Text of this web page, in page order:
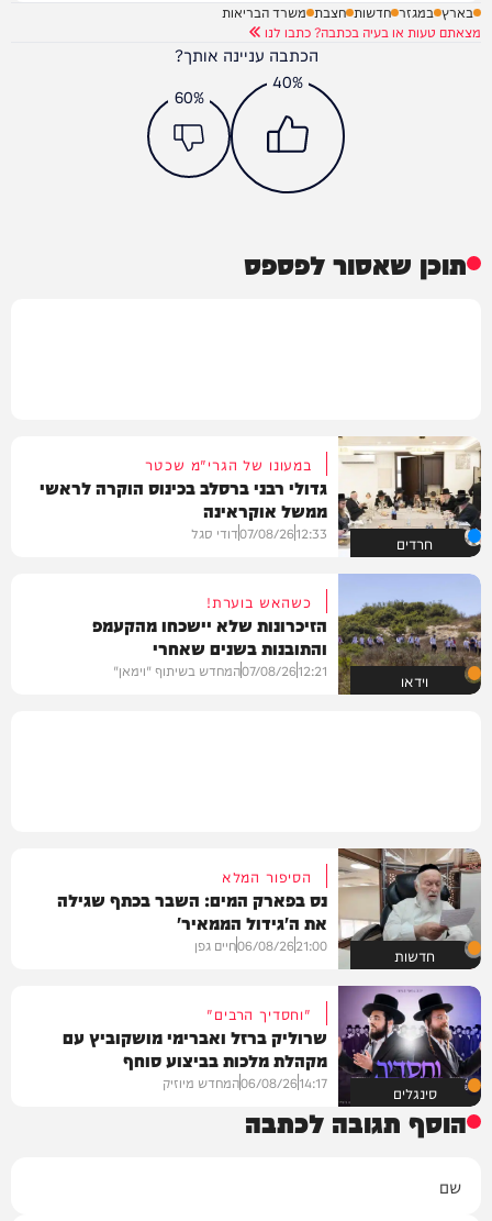
בארץ במגזר חדשות חצבת משרד הבריאות
מצאתם טעות או בעיה בכתבה? כתבו לנו
הכתבה עניינה אותך?
40%
60%
תוכן שאסור לפספס
חרדים
במעונו של הגרי"מ שכטר
גדולי רבני ברסלב בכינוס הוקרה לראשי
ממשל אוקראינה
12:33
07/08/26דודי סגל
וידאו
כשהאש בוערת!
הזיכרונות שלא יישכחו מהקעמפ
והתובנות בשנים שאחרי
12:21
07/08/26המחדש בשיתוף "וימאן"
חדשות
הסיפור המלא
נס בפארק המים: השבר בכתף שגילה
את ה'גידול הממאיר'
21:00
06/08/26חיים גפן
סינגלים
"וחסדיך הרבים"
שרוליק ברזל ואברימי מושקוביץ עם
מקהלת מלכות בביצוע סוחף
14:17
06/08/26המחדש מיוזיק
הוסף תגובה לכתבה